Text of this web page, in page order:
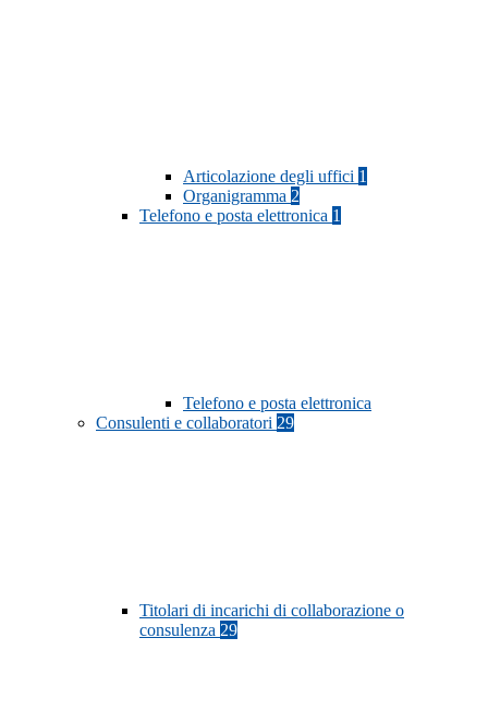
Articolazione degli uffici 1
Organigramma 2
Telefono e posta elettronica 1
Telefono e posta elettronica
Consulenti e collaboratori 29
Titolari di incarichi di collaborazione o
consulenza 29